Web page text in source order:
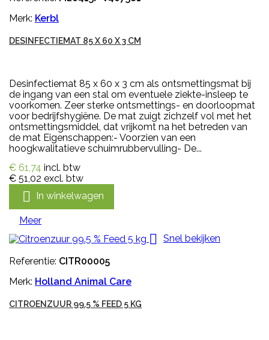
Merk: Kerbl
DESINFECTIEMAT 85 X 60 X 3 CM
Desinfectiemat 85 x 60 x 3 cm als ontsmettingsmat bij
de ingang van een stal om eventuele ziekte-insleep te
voorkomen. Zeer sterke ontsmettings- en doorloopmat
voor bedrijfshygiëne. De mat zuigt zichzelf vol met het
ontsmettingsmiddel, dat vrijkomt na het betreden van
de mat Eigenschappen:- Voorzien van een
hoogkwalitatieve schuimrubbervulling- De...
€ 61,74 incl. btw
€ 51,02 excl. btw
 In winkelwagen
Meer
 Snel bekijken
Referentie: CITR00005
Merk: Holland Animal Care
CITROENZUUR 99.5 % FEED 5 KG